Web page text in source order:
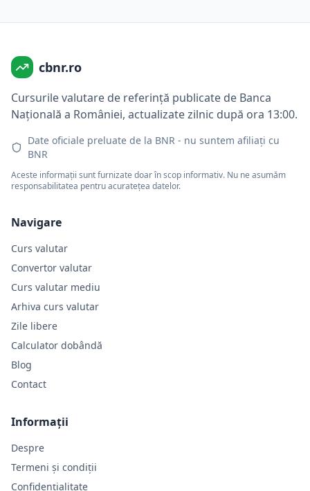
cbnr.ro
Cursurile valutare de referință publicate de Banca
Națională a României, actualizate zilnic după ora 13:00.
Date oficiale preluate de la BNR - nu suntem afiliați cu
BNR
Aceste informații sunt furnizate doar în scop informativ. Nu ne asumăm
responsabilitatea pentru acuratețea datelor.
Navigare
Curs valutar
Convertor valutar
Curs valutar mediu
Arhiva curs valutar
Zile libere
Calculator dobândă
Blog
Contact
Informații
Despre
Termeni și condiții
Confidențialitate